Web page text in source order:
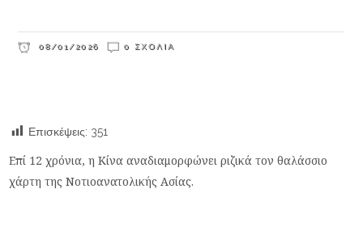
08/01/2026 0 ΣΧΌΛΙΑ
Επισκέψεις: 351
Επί 12 χρόνια, η Κίνα αναδιαμορφώνει ριζικά τον θαλάσσιο
χάρτη της Νοτιοανατολικής Ασίας.